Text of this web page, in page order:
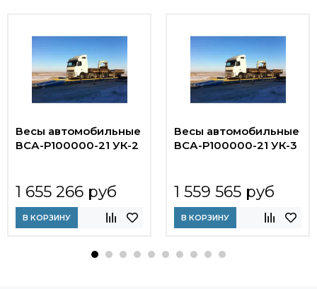
Весы автомобильные
ВСА-Р100000-21 УК-2
1 655 266 руб
В КОРЗИНУ
Весы автомобильные
ВСА-Р100000-21 УК-3
1 559 565 руб
В КОРЗИНУ